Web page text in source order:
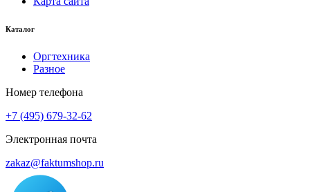
Каталог
Оргтехника
Разное
Номер телефона
+7 (495) 679-32-62
Электронная почта
zakaz@faktumshop.ru